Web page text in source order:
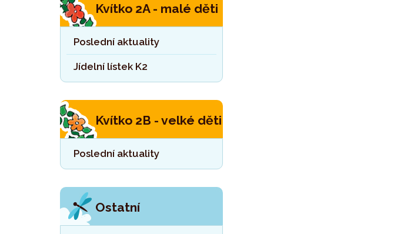
Kvítko 2A - malé děti
Poslední aktuality
Jídelní lístek K2
Kvítko 2B - velké děti
Poslední aktuality
Ostatní